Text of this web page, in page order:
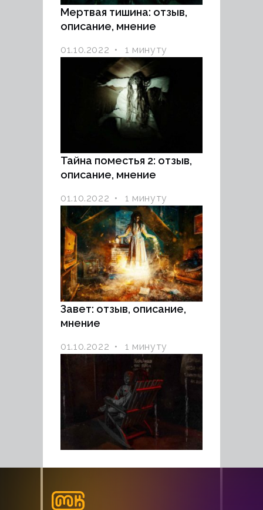
Мертвая тишина: отзыв,
описание, мнение
01.10.2022 1 минуту
Тайна поместья 2: отзыв,
описание, мнение
01.10.2022 1 минуту
Завет: отзыв, описание,
мнение
01.10.2022 1 минуту